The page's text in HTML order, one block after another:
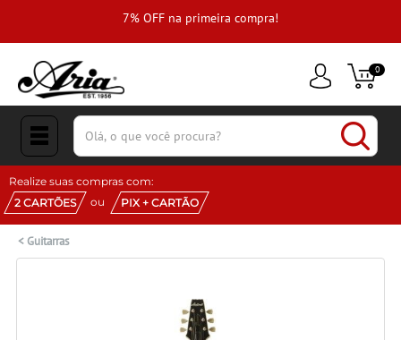
7% OFF na primeira compra!
0
(pesquisar)
Realize suas compras com:
2 CARTÕES
ou PIX + CARTÃO
<Guitarras